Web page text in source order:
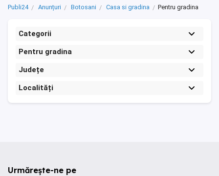
Publi24 Anunțuri Botosani Casa si gradina Pentru gradina
Categorii
Pentru gradina
Județe
Localități
Urmărește-ne pe